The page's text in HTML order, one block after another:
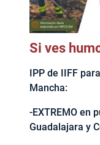
Si ves
IPP de IIFF
Mancha:
-EXTREMO en
Guadalajara y